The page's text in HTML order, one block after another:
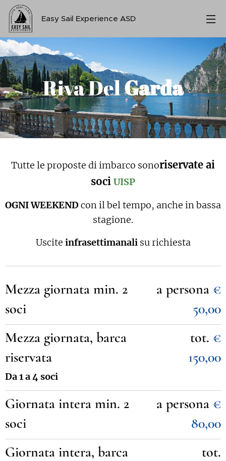
Easy Sail Experience ASD
Riva DelGarda
Tutte le proposte di imbarco sonoriservate ai
soci UISP
OGNI WEEKENDcon il bel tempo, anche in bassa
stagione.
Uscite infrasettimanali su richiesta
Mezza giornata min. 2
soci
a persona €
50,00
Mezza giornata, barca
riservata
Da 1 a 4 soci
tot. €
150,00
Giornata intera min. 2
soci
a persona €
80,00
Giornata intera, barca
tot.